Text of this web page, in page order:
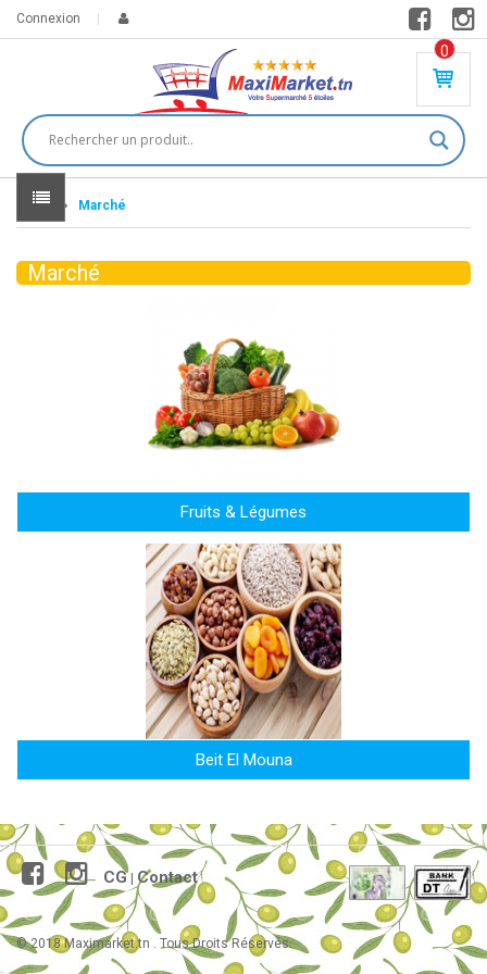
Connexion
0
PR
DU
IT(
S)
0
DT
Home Marché
Marché
Fruits & Légumes
Beit El Mouna
CG| Contact
© 2018 Maximarket.tn . Tous Droits Réservés.